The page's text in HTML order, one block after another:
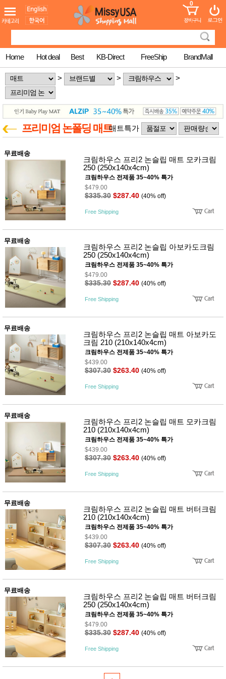
도 어린이
청소년
컬러링
북
한국학
습지
미국학
습지
국
고국배
송
꽃배송
건 홍삼전
드
건강보
건강식
품
Diet/여
성용품
메이크
헤어케
어/염색
바디케
어/향수
남성화
품
전 주방가
계절/생
활가전
건강가
전
방
명품식
기브랜
보관용
기
품
식
품
즉석가
공식품
쌀/잡곡/
면류
양념/소
스/가루
건조식
품
농산품
유
아
놀이방
매트
DVD
유아 보
드(칠
판)
조형물
유아 이
유식
아기띠/
외출용
품
건강/미
MissyShop
Login
0
Home Hot deal Best KB-Direct FreeShip BrandMall
> > >
프리미엄 논폴딩 매트매트특가
무료배송
크림하우스 프리2 논슬립 매트 모카크림
250 (250x140x4cm)
크림하우스 전제품 35~40% 특가
$479.00
$335.30 $287.40 (40% off)
Free Shipping
무료배송
크림하우스 프리2 논슬립 아보카도크림
250 (250x140x4cm)
크림하우스 전제품 35~40% 특가
$479.00
$335.30 $287.40 (40% off)
Free Shipping
무료배송
크림하우스 프리2 논슬립 매트 아보카도
크림 210 (210x140x4cm)
크림하우스 전제품 35~40% 특가
$439.00
$307.30 $263.40 (40% off)
Free Shipping
무료배송
크림하우스 프리2 논슬립 매트 모카크림
210 (210x140x4cm)
크림하우스 전제품 35~40% 특가
$439.00
$307.30 $263.40 (40% off)
Free Shipping
무료배송
크림하우스 프리2 논슬립 매트 버터크림
210 (210x140x4cm)
크림하우스 전제품 35~40% 특가
$439.00
$307.30 $263.40 (40% off)
Free Shipping
무료배송
크림하우스 프리2 논슬립 매트 버터크림
250 (250x140x4cm)
크림하우스 전제품 35~40% 특가
$479.00
$335.30 $287.40 (40% off)
Free Shipping